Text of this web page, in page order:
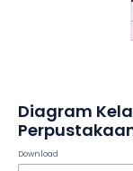
Diagram
Download